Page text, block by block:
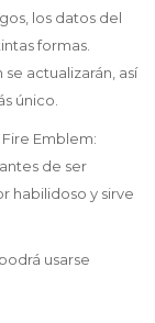
los datos del
formas.
actualizarán, así
único.
Emblem:
de ser
habilidoso y sirve
usarse